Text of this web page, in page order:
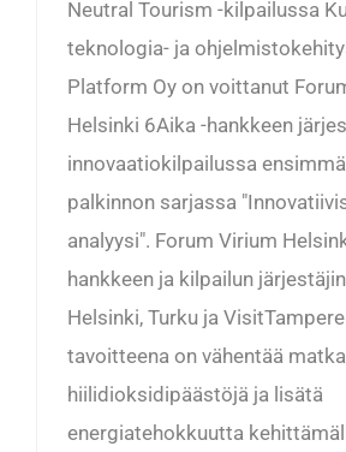
Neutral Tourism -kilpailussa
teknologia- ja
Platform Oy on voittanut
Helsinki 6Aika -hankkeen
innovaatiokilpailussa
palkinnon sarjassa
analyysi". Forum Virium
hankkeen ja kilpailun
Helsinki, Turku ja
tavoitteena on vähentää
hiilidioksidipäästöjä ja lisätä
energiatehokkuutta